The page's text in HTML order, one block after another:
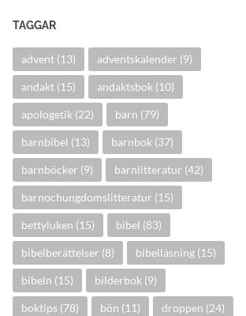
TAGGAR
advent (13) adventskalender (9)
andakt (15) andaktsbok (10)
apologetik (22) barn (79)
barnbibel (13) barnbok (37)
barnböcker (9) barnlitteratur (42)
barnochungdomslitteratur (15)
bettyluken (15) bibel (83)
bibelberättelser (8) bibelläsning (15)
bibeln (15) bilderbok (9)
boktips (78) bön (11) droppen (24)